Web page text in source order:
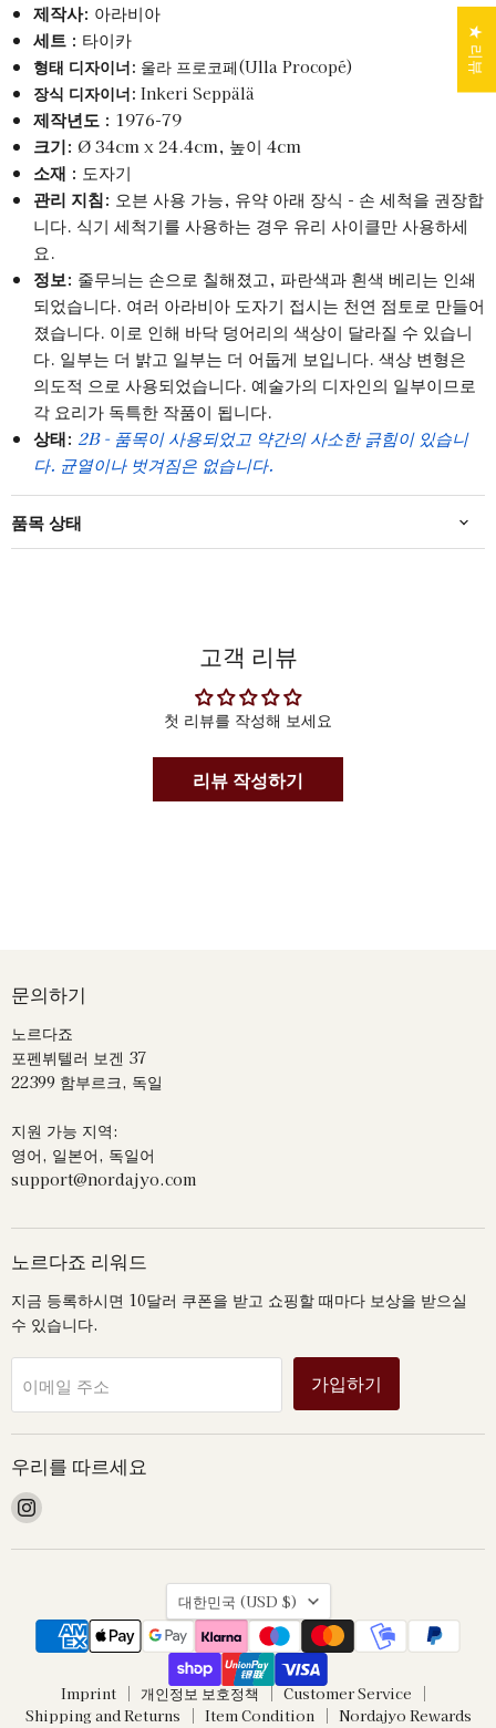
제작사: 아라비아
세트 : 타이카
형태 디자이너: 울라 프로코페(Ulla Procopé)
장식 디자이너: Inkeri Seppälä
제작년도 : 1976-79
크기: Ø 34cm x 24.4cm, 높이 4cm
소재 : 도자기
관리 지침: 오븐 사용 가능, 유약 아래 장식 - 손 세척을 권장합
니다. 식기 세척기를 사용하는 경우 유리 사이클만 사용하세
요.
정보: 줄무늬는 손으로 칠해졌고, 파란색과 흰색 베리는 인쇄
되었습니다. 여러 아라비아 도자기 접시는 천연 점토로 만들어
졌습니다. 이로 인해 바닥 덩어리의 색상이 달라질 수 있습니
다. 일부는 더 밝고 일부는 더 어둡게 보입니다. 색상 변형은
의도적 으로 사용되었습니다. 예술가의 디자인의 일부이므로
각 요리가 독특한 작품이 됩니다.
상태: 2B - 품목이 사용되었고 약간의 사소한 긁힘이 있습니
다. 균열이나 벗겨짐은 없습니다.
품목 상태
고객 리뷰
첫 리뷰를 작성해 보세요
리뷰 작성하기
문의하기
노르다죠
포펜뷔텔러 보겐 37
22399 함부르크, 독일
지원 가능 지역:
영어, 일본어, 독일어
support@nordajyo.com
노르다죠 리워드
지금 등록하시면 10달러 쿠폰을 받고 쇼핑할 때마다 보상을 받으실
수 있습니다.
이메일 주소 가입하기
우리를 따르세요
Instagram
서
를
찾
세
국
가
대한민국 (USD $)
Imprint 개인정보 보호정책
Customer Service
Shipping and Returns
Item Condition Nordajyo Rewards
★ 리뷰